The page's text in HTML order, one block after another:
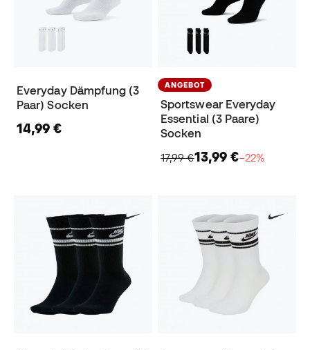
Everyday Dämpfung (3
Paar) Socken
14,99 €
ANGEBOT
Sportswear Everyday
Essential (3 Paare)
Socken
17,99 €13,99 €−22%